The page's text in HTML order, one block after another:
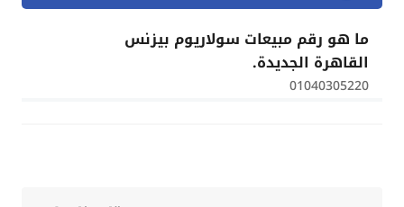
ما هو رقم مبيعات سولاريوم بيزنس
القاهرة الجديدة.
01040305220